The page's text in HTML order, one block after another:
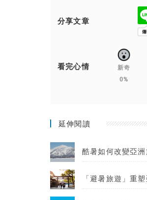
分享文章
看完心情
新奇
0%
延伸閱讀
酷暑如何改變亞洲
「避暑旅遊」重